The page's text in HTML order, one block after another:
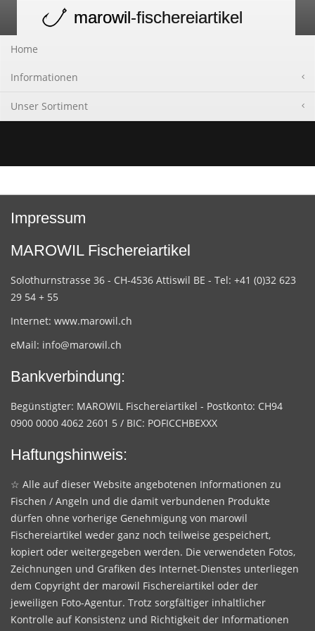
navigation
marowil-fischereiartikel
Home
Informationen
Unser Sortiment
Impressum
MAROWIL Fischereiartikel
Solothurnstrasse 36 - CH-4536 Attiswil BE - Tel: +41 (0)32 623
29 54 + 55
Internet: www.marowil.ch
eMail: info@marowil.ch
Bankverbindung:
Begünstigter: MAROWIL Fischereiartikel - Postkonto: CH94
0900 0000 4062 2601 5 / BIC: POFICCHBEXXX
Haftungshinweis:
☆ Alle auf dieser Website angebotenen Informationen zu
Fischen / Angeln und die damit verbundenen Produkte
dürfen ohne vorherige Genehmigung von marowil
Fischereiartikel weder ganz noch teilweise gespeichert,
kopiert oder weitergegeben werden. Die verwendeten Fotos,
Zeichnungen und Grafiken des Internet-Dienstes unterliegen
dem Copyright der marowil Fischereiartikel oder der
jeweiligen Foto-Agentur. Trotz sorgfältiger inhaltlicher
Kontrolle auf Konsistenz und Richtigkeit der Informationen